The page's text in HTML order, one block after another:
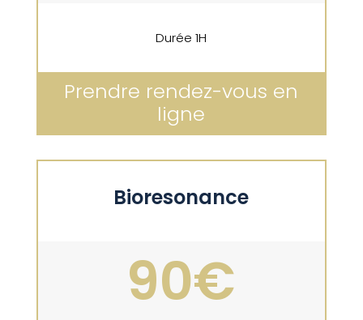
Durée1H
Prendre rendez-vous en
ligne
Bioresonance
90€